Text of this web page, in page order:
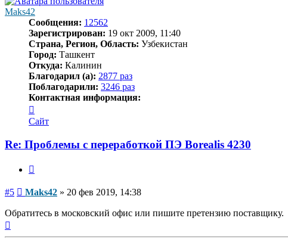
Maks42
Сообщения: 12562
Зарегистрирован: 19 окт 2009, 11:40
Страна, Регион, Область: Узбекистан
Город: Ташкент
Откуда: Калинин
Благодарил (а): 2877 раз
Поблагодарили: 3246 раз
Контактная информация:
информация
пользователя
Maks42
Сайт
Re: Проблемы с переработкой ПЭ Borealis 4230
#5 Сообщение
Maks42 » 20 фев 2019, 14:38
Обратитесь в московский офис или пишите претензию поставщику.